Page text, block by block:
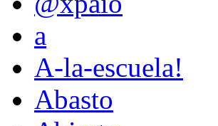
a
A-la-escuela!
Abasto